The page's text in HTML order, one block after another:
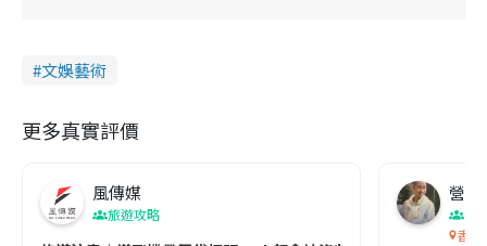
文娛藝術
更多真實評價
風傳媒
旅遊攻略
營養
香港